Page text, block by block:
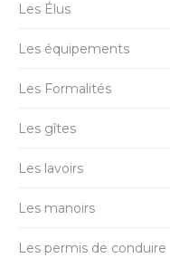
Les Élus
Les équipements
Les Formalités
Les gîtes
Les lavoirs
Les manoirs
Les permis de conduire